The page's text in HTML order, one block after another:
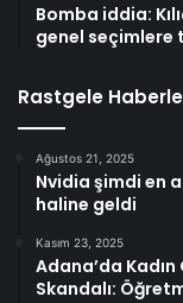
Bomba iddia:
genel seçimlere
Rastgele
Ağustos 21, 2025
Nvidia şimdi en
haline geldi
Kasım 23, 2025
Adana’da
Skandalı: